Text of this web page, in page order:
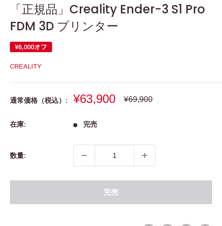
「正規品」Creality Ender-3 S1 Pro
FDM 3D プリンター
¥6,000オフ
CREALITY
通常価格（税込）:
販
価
¥63,900
通
¥69,900
在庫: 完売
数量:
完売